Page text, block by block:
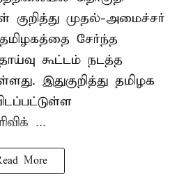
முதல்-அமைச்சர்
சேர்ந்த
கூட்டம் நடத்த
இதுகுறித்து தமிழக
...
More